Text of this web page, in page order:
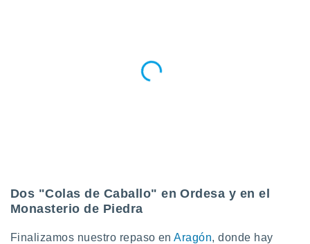
Dos "Colas de Caballo" en Ordesa y en el
Monasterio de Piedra
Finalizamos nuestro repaso enAragón, donde hay